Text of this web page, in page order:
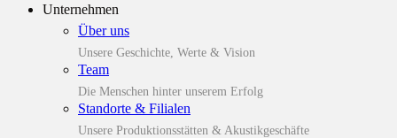
Unternehmen
Über uns
Unsere Geschichte, Werte & Vision
Team
Die Menschen hinter unserem Erfolg
Standorte & Filialen
Unsere Produktionsstätten & Akustikgeschäfte